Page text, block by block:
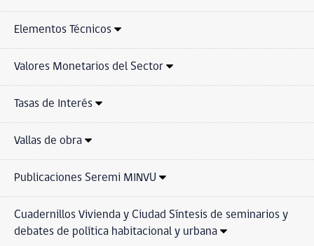
Elementos Técnicos
Valores Monetarios del Sector
Tasas de Interés
Vallas de obra
Publicaciones Seremi MINVU
Cuadernillos Vivienda y Ciudad Síntesis de seminarios y
debates de política habitacional y urbana